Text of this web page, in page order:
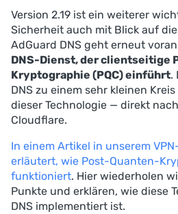
Version 2.19 ist ein weiterer
Sicherheit auch mit Blick auf
AdGuard DNS geht erneut
DNS-Dienst, der clientseitige
Kryptographie (PQC) einführt.
DNS zu einem sehr kleinen
dieser Technologie — direkt
Cloudflare.
In einem Artikel in unserem
erläutert, wie Post-Quanten-
funktioniert. Hier wiederholen
Punkte und erklären, wie diese
DNS implementiert ist.